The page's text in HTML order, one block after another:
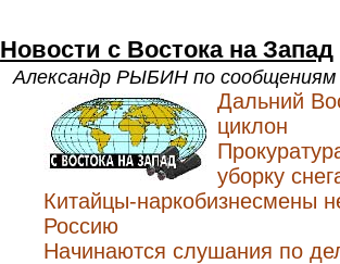
Новости с Востока на Запад
Александр РЫБИН по
Дальний
циклон
уборку
Китайцы-наркобизнесмены
Россию
Начинаются слушания по